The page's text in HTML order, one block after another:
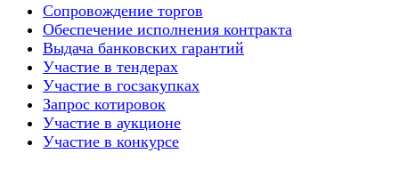
Сопровождение торгов
Обеспечение исполнения контракта
Выдача банковских гарантий
Участие в тендерах
Участие в госзакупках
Запрос котировок
Участие в аукционе
Участие в конкурсе